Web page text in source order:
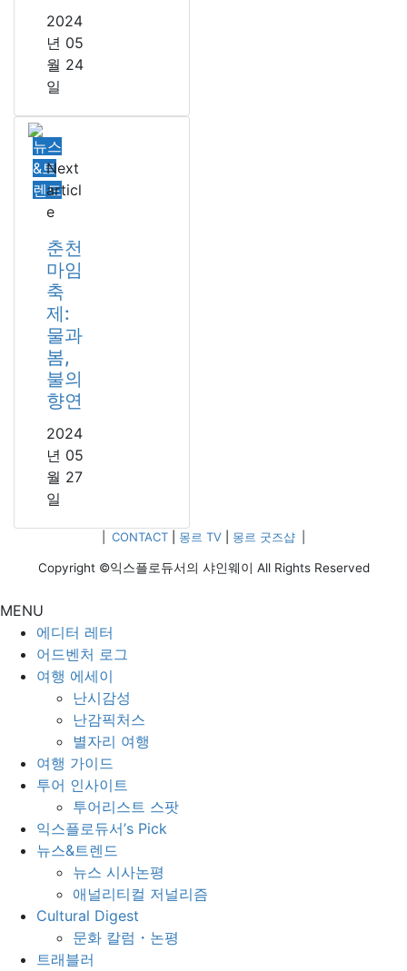
2024
년 05
월 24
일
뉴스
&트
렌드
Next
articl
e
춘천
마임
축
제:
물과
봄,
불의
향연
2024
년 05
월 27
일
CONTACT 몽르 TV 몽르 굿즈샵
Copyright ©익스플로듀서의 샤인웨이 All Rights Reserved
MENU
에디터 레터
어드벤처 로그
여행 에세이
난시감성
난감픽처스
별자리 여행
여행 가이드
투어 인사이트
투어리스트 스팟
익스플로듀서’s Pick
뉴스&트렌드
뉴스 시사논평
애널리티컬 저널리즘
Cultural Digest
문화 칼럼・논평
트래블러